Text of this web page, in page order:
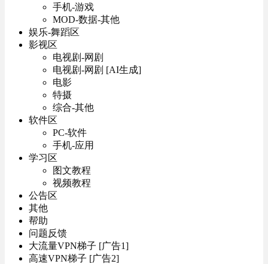
手机-游戏
MOD-数据-其他
娱乐-舞蹈区
影视区
电视剧-网剧
电视剧-网剧 [AI生成]
电影
特摄
综合-其他
软件区
PC-软件
手机-应用
学习区
图文教程
视频教程
公告区
其他
帮助
问题反馈
大流量VPN梯子 [广告1]
高速VPN梯子 [广告2]